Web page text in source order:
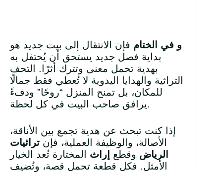
و في الختام فإن الانتقال إلى بيت جديد هو
بداية فصل جديد يستحق أن يُحتفل به
بهدية تحمل معنى وتترك أثرًا. التحف
التراثية والهدايا اليدوية لا تُعطي فقط جمالًا
للمكان، بل تمنح المنزل “روحًا” ودفءً
يرافق صاحب البيت في كل لحظة.
إذا كنت تبحث عن هدية تجمع بين الأناقة،
الأصالة، والوظيفة العملية، فإن تراثيات
الرياض وقطع إراث المختارة تُعد الخيار
الأمثل. فكل قطعة تحمل قصة، وتُضيف